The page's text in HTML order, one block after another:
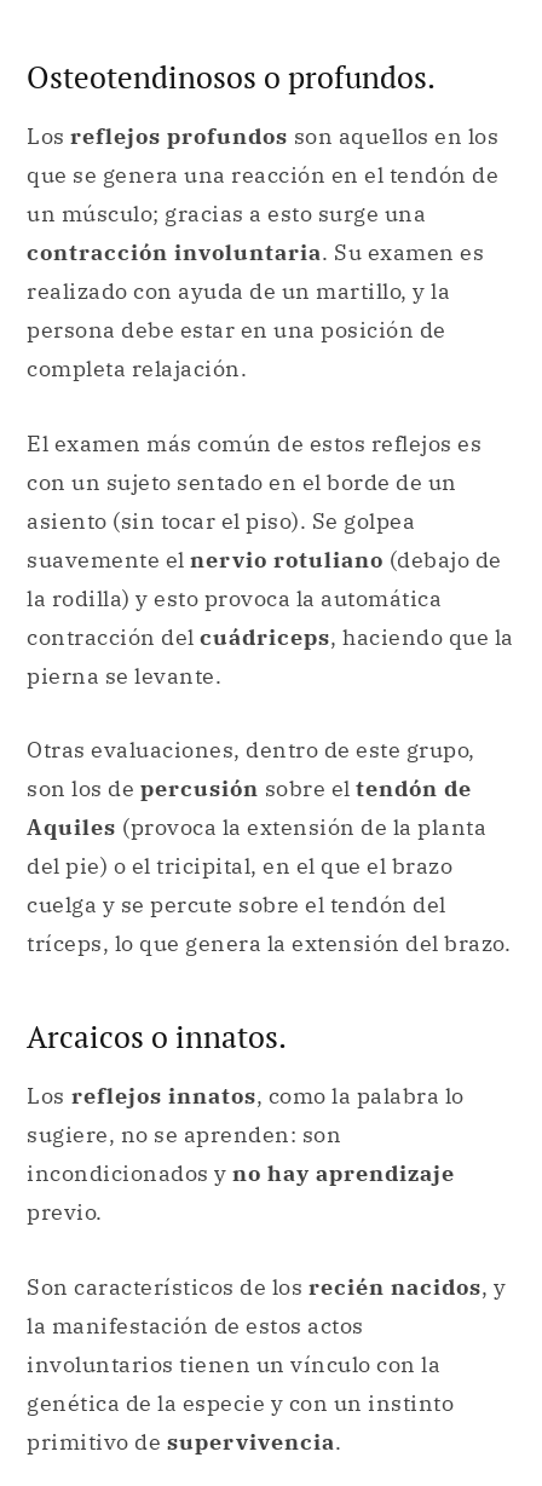
Osteotendinosos o profundos.
Los reflejos profundos son aquellos en los
que se genera una reacción en el tendón de
un músculo; gracias a esto surge una
contracción involuntaria. Su examen es
realizado con ayuda de un martillo, y la
persona debe estar en una posición de
completa relajación.
El examen más común de estos reflejos es
con un sujeto sentado en el borde de un
asiento (sin tocar el piso). Se golpea
suavemente el nervio rotuliano (debajo de
la rodilla) y esto provoca la automática
contracción del cuádriceps, haciendo que la
pierna se levante.
Otras evaluaciones, dentro de este grupo,
son los de percusión sobre el tendón de
Aquiles (provoca la extensión de la planta
del pie) o el tricipital, en el que el brazo
cuelga y se percute sobre el tendón del
tríceps, lo que genera la extensión del brazo.
Arcaicos o innatos.
Los reflejos innatos, como la palabra lo
sugiere, no se aprenden: son
incondicionados y no hay aprendizaje
previo.
Son característicos de los recién nacidos, y
la manifestación de estos actos
involuntarios tienen un vínculo con la
genética de la especie y con un instinto
primitivo de supervivencia.